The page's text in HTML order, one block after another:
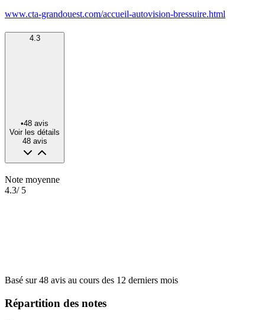
www.cta-grandouest.com/accueil-autovision-bressuire.html
4.3
•48 avis
Voir les détails
48 avis
Note moyenne
4.3/ 5
Basé sur48 avis au cours des 12 derniers mois
Répartition des notes